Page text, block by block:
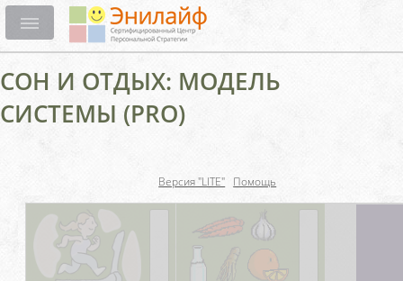
СОН И ОТДЫХ: МОДЕЛЬ
СИСТЕМЫ (PRO)
Версия "LITE" Помощь